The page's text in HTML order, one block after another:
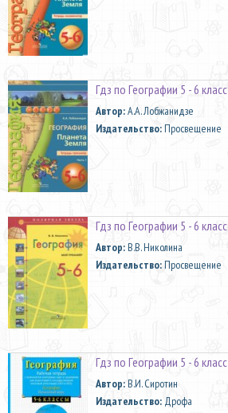
Гдз по Географии 5 - 6 класс
Автор:А.А. Лобжанидзе
Издательство:Просвещение
Гдз по Географии 5 - 6 класс
Автор:В.В. Николина
Издательство:Просвещение
Гдз по Географии 5 - 6 класс
Автор: В.И. Сиротин
Издательство: Дрофа